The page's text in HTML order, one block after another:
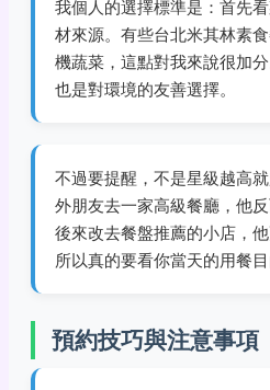
我個人的選擇標準是：首先
材來源。有些台北米其林素
機蔬菜，這點對我來說很加
也是對環境的友善選擇。
不過要提醒，不是星級越高
外朋友去一家高級餐廳，他
後來改去餐盤推薦的小店，
所以真的要看你當天的用餐目
預約技巧與注意事項